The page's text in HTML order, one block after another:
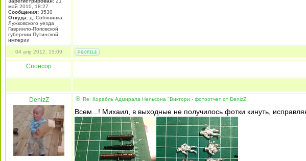
май 2010, 18:27
Сообщения: 3530
Откуда: д. Собянинка
Лужковского уезда
Гавриило-Поповской
губернии Путинской
империи
04 апр 2012, 15:09
Спонсор
DenizZ Re: Корабль Адмирала Нельсона "Виктори - фотоотчет от DenizZ
Всем...! Михаил, в выходные не получилось фотки кинуть,